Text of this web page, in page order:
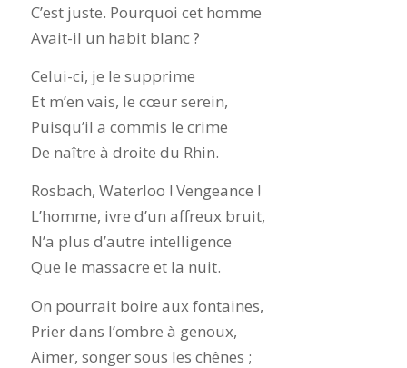
C’est juste. Pourquoi cet homme
Avait-il un habit blanc ?
Celui-ci, je le supprime
Et m’en vais, le cœur serein,
Puisqu’il a commis le crime
De naître à droite du Rhin.
Rosbach, Waterloo ! Vengeance !
L’homme, ivre d’un affreux bruit,
N’a plus d’autre intelligence
Que le massacre et la nuit.
On pourrait boire aux fontaines,
Prier dans l’ombre à genoux,
Aimer, songer sous les chênes ;